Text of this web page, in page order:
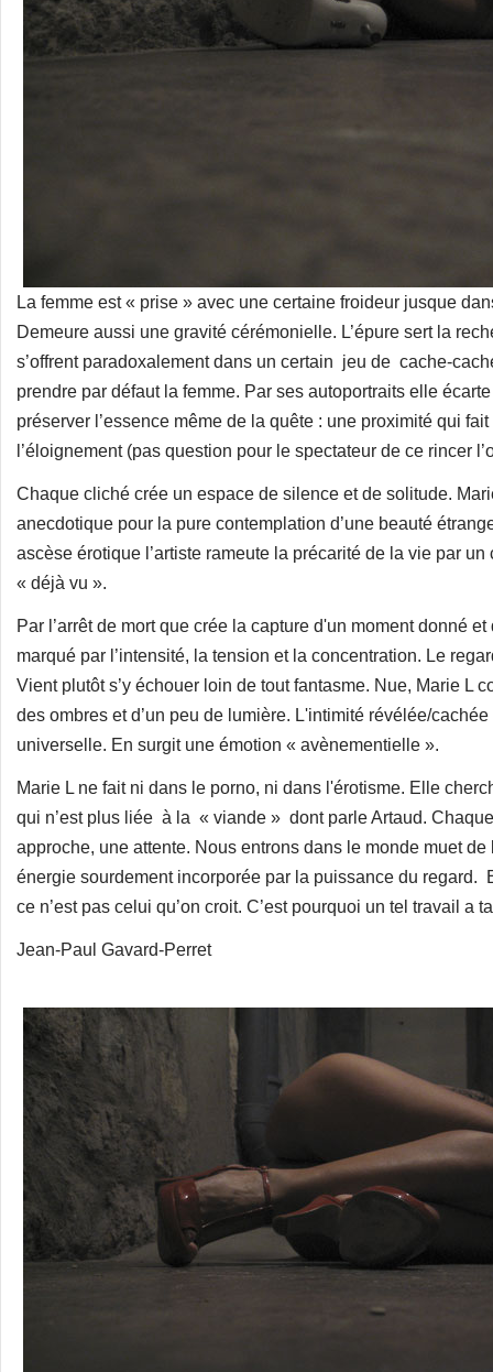
La femme est « prise » avec une certaine froideur jusque
Demeure aussi une gravité cérémonielle. L’épure sert la
s’offrent paradoxalement dans un certain jeu de cache-
prendre par défaut la femme. Par ses autoportraits elle
préserver l’essence même de la quête : une proximité qui
l’éloignement (pas question pour le spectateur de ce rincer
Chaque cliché crée un espace de silence et de solitude.
anecdotique pour la pure contemplation d’une beauté
ascèse érotique l’artiste rameute la précarité de la vie par
« déjà vu ».
Par l’arrêt de mort que crée la capture d'un moment donné
marqué par l’intensité, la tension et la concentration. Le
Vient plutôt s’y échouer loin de tout fantasme. Nue, Marie L
des ombres et d’un peu de lumière. L'intimité révélée/
universelle. En surgit une émotion « avènementielle ».
Marie L ne fait ni dans le porno, ni dans l'érotisme. Elle
qui n’est plus liée à la « viande » dont parle Artaud.
approche, une attente. Nous entrons dans le monde muet
énergie sourdement incorporée par la puissance du regard.
ce n’est pas celui qu’on croit. C’est pourquoi un tel travail a
Jean-Paul Gavard-Perret